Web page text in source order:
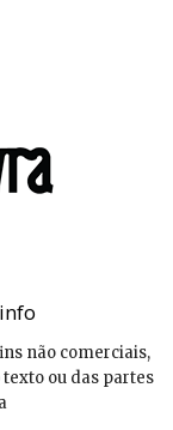
não comerciais,
ou das partes